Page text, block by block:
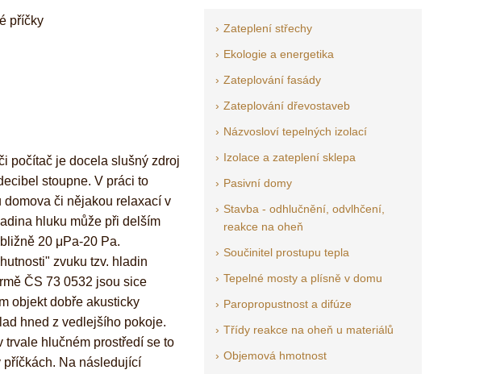
počítač je docela slušný zdroj
stoupne. V práci to
domova či nějakou relaxací v
hluku může při delším
20 μPa-20 Pa.
zvuku tzv. hladin
ČS 73 0532 jsou sice
objekt dobře akusticky
hned z vedlejšího pokoje.
hlučném prostředí se to
příčkách. Na následující
Zateplení střechy
Ekologie a energetika
Zateplování fasády
Zateplování dřevostaveb
Názvosloví tepelných izolací
Izolace a zateplení sklepa
Pasivní domy
Stavba - odhlučnění, odvlhčení,
reakce na oheň
Součinitel prostupu tepla
Tepelné mosty a plísně v domu
Paropropustnost a difúze
Třídy reakce na oheň u materiálů
Objemová hmotnost